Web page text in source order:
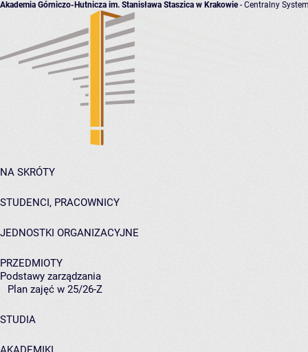
Akademia Górniczo-Hutnicza im. Stanisława Staszica w Krakowie- Centralny
NA SKRÓTY
STUDENCI, PRACOWNICY
JEDNOSTKI ORGANIZACYJNE
PRZEDMIOTY
Podstawy zarządzania
Plan zajęć w 25/26-Z
STUDIA